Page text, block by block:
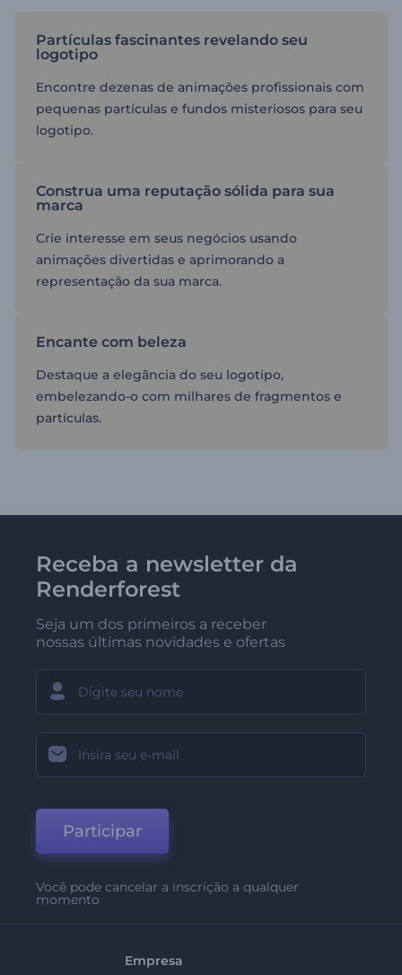
Partículas fascinantes revelando seu
logotipo
Encontre dezenas de animações profissionais com
pequenas partículas e fundos misteriosos para seu
logotipo.
Construa uma reputação sólida para sua
marca
Crie interesse em seus negócios usando
animações divertidas e aprimorando a
representação da sua marca.
Encante com beleza
Destaque a elegância do seu logotipo,
embelezando-o com milhares de fragmentos e
partículas.
Receba a newsletter da
Renderforest
Seja um dos primeiros a receber
nossas últimas novidades e ofertas
Participar
Você pode cancelar a inscrição a qualquer
momento
Empresa